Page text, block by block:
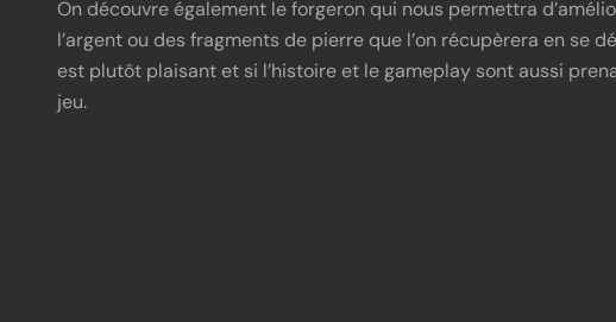
On découvre également le forgeron qui nous permettra
l’argent ou des fragments de pierre que l’on récupèrera en se
est plutôt plaisant et si l’histoire et le gameplay sont aussi
jeu.